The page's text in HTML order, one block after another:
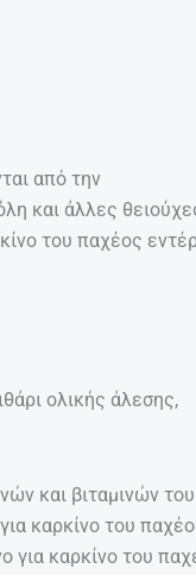
από την
και άλλες
του παχέος
ολικής άλεσης,
και βιταμινών του
καρκίνο του
για καρκίνο του